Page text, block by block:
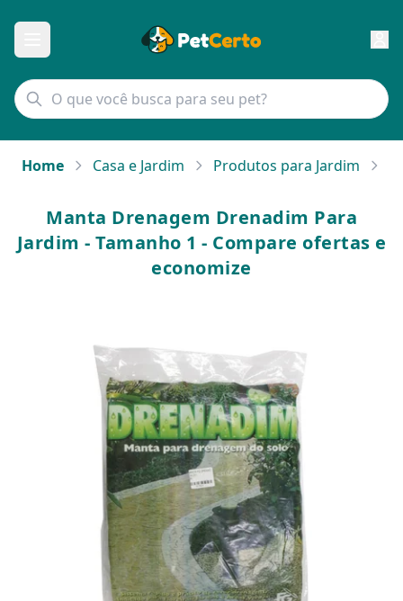
Home Casa e Jardim Produtos para Jardim
Manta Drenagem Drenadim Para
Jardim - Tamanho 1 - Compare ofertas e
economize